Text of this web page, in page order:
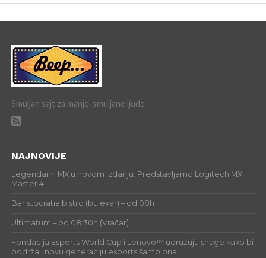
Smuljan sajt za manje-smuljane ljude
NAJNOVIJE
Legendarni MX u novom izdanju: Predstavljamo Logitech MX
Master 4
Baristocratia bistro (bulevar) – od 08h
Ultimatum – od 08:30h (Vračar)
Fondacija Esports World Cup i Lenovo™ udružuju snage kako bi
podržali novu generaciju esports šampiona